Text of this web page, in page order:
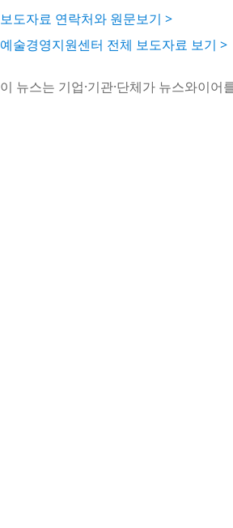
보도자료 연락처와 원문보기 >
예술경영지원센터 전체 보도자료 보기 >
이 뉴스는 기업·기관·단체가 뉴스와이